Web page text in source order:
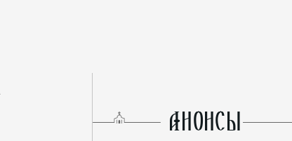
AНОНСЫ